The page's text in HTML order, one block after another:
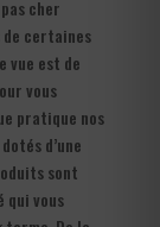
cher
certaines
vue est de
vous
pratique nos
d’une
sont
qui vous